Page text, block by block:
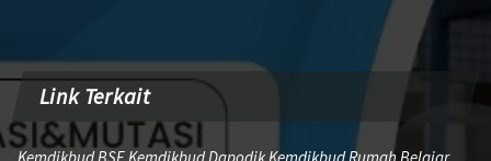
Link Terkait